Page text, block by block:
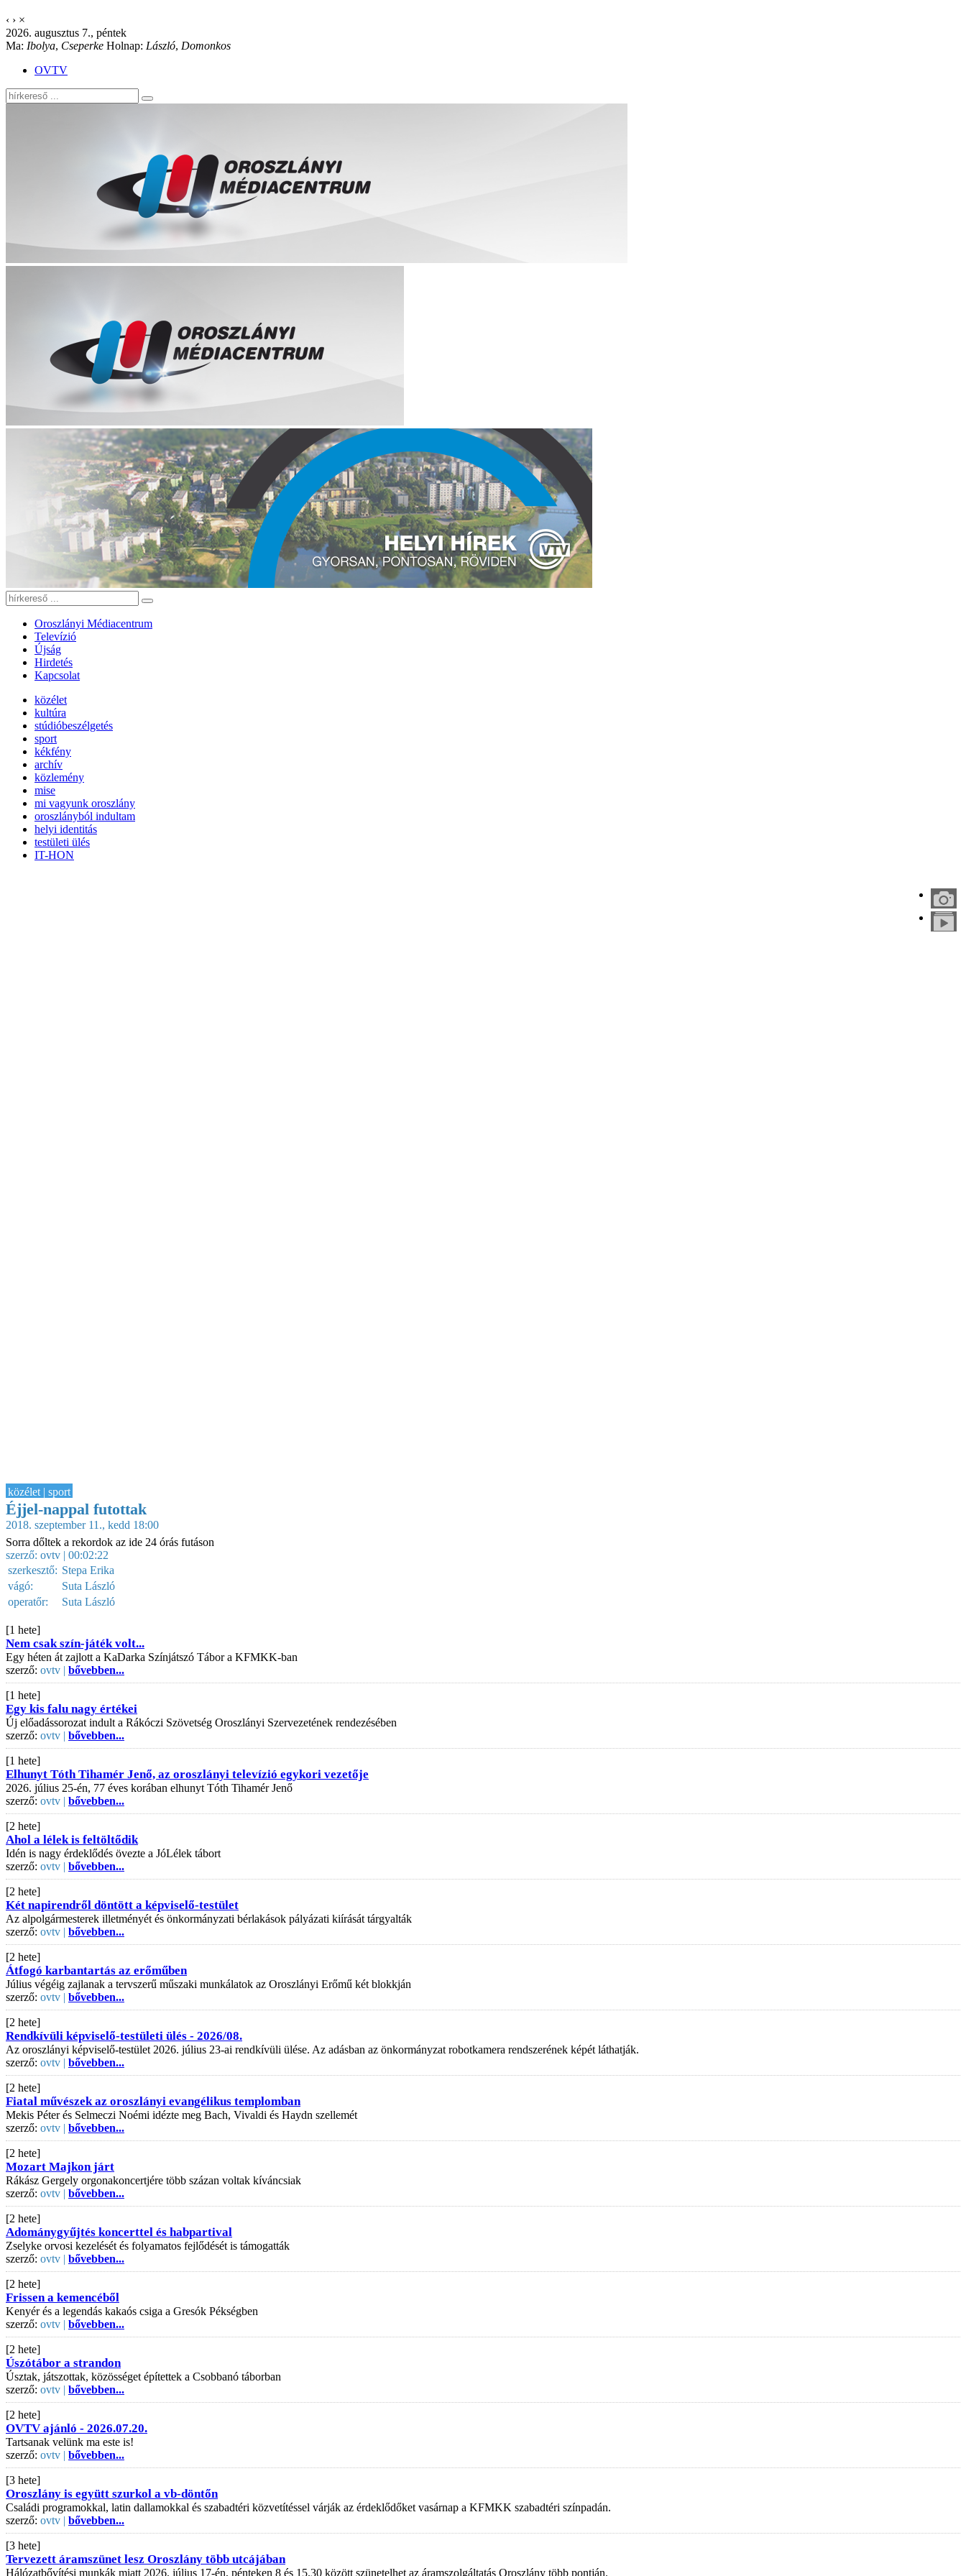
‹ › ×
2026. augusztus 7., péntek
Ma: Ibolya, Cseperke Holnap: László, Domonkos
OVTV
Oroszlányi Médiacentrum
Televízió
Újság
Hirdetés
Kapcsolat
közélet
kultúra
stúdióbeszélgetés
sport
kékfény
archív
közlemény
mise
mi vagyunk oroszlány
oroszlányból indultam
helyi identitás
testületi ülés
IT-HON
közélet | sport
Éjjel-nappal futottak
2018. szeptember 11., kedd 18:00
Sorra dőltek a rekordok az ide 24 órás futáson
szerző: ovtv | 00:02:22
szerkesztő: Stepa Erika
vágó:
Suta László
operatőr:
Suta László
[1 hete]
Nem csak szín-játék volt...
Egy héten át zajlott a KaDarka Színjátszó Tábor a KFMKK-ban
szerző: ovtv | bővebben...
[1 hete]
Egy kis falu nagy értékei
Új előadássorozat indult a Rákóczi Szövetség Oroszlányi Szervezetének rendezésében
szerző: ovtv | bővebben...
[1 hete]
Elhunyt Tóth Tihamér Jenő, az oroszlányi televízió egykori vezetője
2026. július 25-én, 77 éves korában elhunyt Tóth Tihamér Jenő
szerző: ovtv | bővebben...
[2 hete]
Ahol a lélek is feltöltődik
Idén is nagy érdeklődés övezte a JóLélek tábort
szerző: ovtv | bővebben...
[2 hete]
Két napirendről döntött a képviselő-testület
Az alpolgármesterek illetményét és önkormányzati bérlakások pályázati kiírását tárgyalták
szerző: ovtv | bővebben...
[2 hete]
Átfogó karbantartás az erőműben
Július végéig zajlanak a tervszerű műszaki munkálatok az Oroszlányi Erőmű két blokkján
szerző: ovtv | bővebben...
[2 hete]
Rendkívüli képviselő-testületi ülés - 2026/08.
Az oroszlányi képviselő-testület 2026. július 23-ai rendkívüli ülése. Az adásban az önkormányzat robotkamera rendszerének képét láthatják.
szerző: ovtv | bővebben...
[2 hete]
Fiatal művészek az oroszlányi evangélikus templomban
Mekis Péter és Selmeczi Noémi idézte meg Bach, Vivaldi és Haydn szellemét
szerző: ovtv | bővebben...
[2 hete]
Mozart Majkon járt
Rákász Gergely orgonakoncertjére több százan voltak kíváncsiak
szerző: ovtv | bővebben...
[2 hete]
Adománygyűjtés koncerttel és habpartival
Zselyke orvosi kezelését és folyamatos fejlődését is támogatták
szerző: ovtv | bővebben...
[2 hete]
Frissen a kemencéből
Kenyér és a legendás kakaós csiga a Gresók Pékségben
szerző: ovtv | bővebben...
[2 hete]
Úszótábor a strandon
Úsztak, játszottak, közösséget építettek a Csobbanó táborban
szerző: ovtv | bővebben...
[2 hete]
OVTV ajánló - 2026.07.20.
Tartsanak velünk ma este is!
szerző: ovtv | bővebben...
[3 hete]
Oroszlány is együtt szurkol a vb-döntőn
Családi programokkal, latin dallamokkal és szabadtéri közvetítéssel várják az érdeklődőket vasárnap a KFMKK szabadtéri színpadán.
szerző: ovtv | bővebben...
[3 hete]
Tervezett áramszünet lesz Oroszlány több utcájában
Hálózatbővítési munkák miatt 2026. július 17-én, pénteken 8 és 15.30 között szünetelhet az áramszolgáltatás Oroszlány több pontján.